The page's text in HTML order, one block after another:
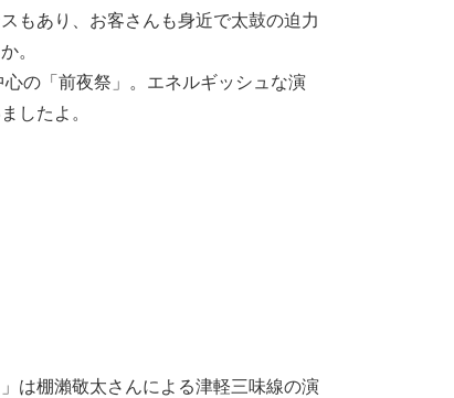
もあり、お客さんも身近で太鼓の迫力
。
の「前夜祭」。エネルギッシュな演
したよ。
は棚瀨敬太さんによる津軽三味線の演